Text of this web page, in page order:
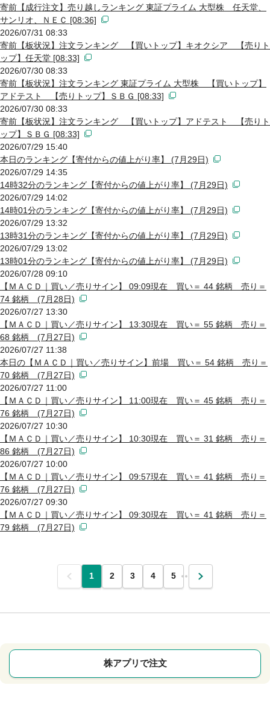
寄前【成行注文】売り越しランキング 東証プライム 大型株 任天堂、
サンリオ、ＮＥＣ [08:36]
2026/07/31 08:33
寄前【板状況】注文ランキング 【買いトップ】キオクシア 【売りト
ップ】任天堂 [08:33]
2026/07/30 08:33
寄前【板状況】注文ランキング 東証プライム 大型株 【買いトップ】
アドテスト 【売りトップ】ＳＢＧ [08:33]
2026/07/30 08:33
寄前【板状況】注文ランキング 【買いトップ】アドテスト 【売りト
ップ】ＳＢＧ [08:33]
2026/07/29 15:40
本日のランキング【寄付からの値上がり率】 (7月29日)
2026/07/29 14:35
14時32分のランキング【寄付からの値上がり率】 (7月29日)
2026/07/29 14:02
14時01分のランキング【寄付からの値上がり率】 (7月29日)
2026/07/29 13:32
13時31分のランキング【寄付からの値上がり率】 (7月29日)
2026/07/29 13:02
13時01分のランキング【寄付からの値上がり率】 (7月29日)
2026/07/28 09:10
【ＭＡＣＤ｜買い／売りサイン】 09:09現在 買い＝ 44 銘柄 売り＝
74 銘柄 (7月28日)
2026/07/27 13:30
【ＭＡＣＤ｜買い／売りサイン】 13:30現在 買い＝ 55 銘柄 売り＝
68 銘柄 (7月27日)
2026/07/27 11:38
本日の【ＭＡＣＤ｜買い／売りサイン】前場 買い＝ 54 銘柄 売り＝
70 銘柄 (7月27日)
2026/07/27 11:00
【ＭＡＣＤ｜買い／売りサイン】 11:00現在 買い＝ 45 銘柄 売り＝
76 銘柄 (7月27日)
2026/07/27 10:30
【ＭＡＣＤ｜買い／売りサイン】 10:30現在 買い＝ 31 銘柄 売り＝
86 銘柄 (7月27日)
2026/07/27 10:00
【ＭＡＣＤ｜買い／売りサイン】 09:57現在 買い＝ 41 銘柄 売り＝
76 銘柄 (7月27日)
2026/07/27 09:30
【ＭＡＣＤ｜買い／売りサイン】 09:30現在 買い＝ 41 銘柄 売り＝
79 銘柄 (7月27日)
前 1 2 3 4 5 … 次
株アプリで注文